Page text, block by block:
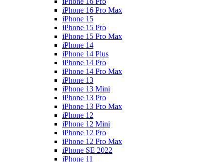
iPhone 16 Pro Max
iPhone 15
iPhone 15 Pro
iPhone 15 Pro Max
iPhone 14
iPhone 14 Plus
iPhone 14 Pro
iPhone 14 Pro Max
iPhone 13
iPhone 13 Mini
iPhone 13 Pro
iPhone 13 Pro Max
iPhone 12
iPhone 12 Mini
iPhone 12 Pro
iPhone 12 Pro Max
iPhone SE 2022
iPhone 11